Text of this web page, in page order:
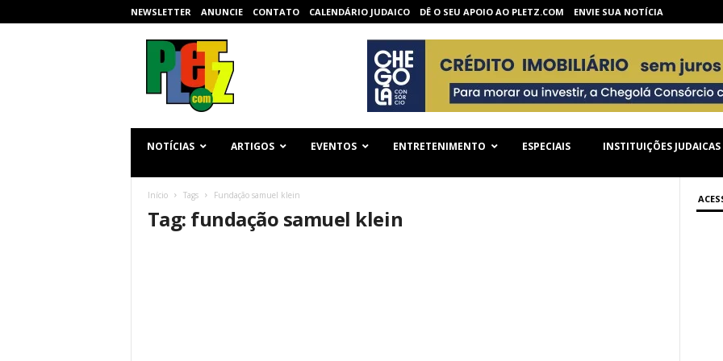
NEWSLETTER ANUNCIE CONTATO CALENDÁRIO JUDAICO DÊ O SEU APOIO AO PLETZ.COM ENVIE SUA NOTÍCIA
NOTÍCIAS ARTIGOS EVENTOS ENTRETENIMENTO ESPECIAIS INSTITUIÇÕES JUDAICAS
Início Tags Fundação samuel klein
Tag: fundação samuel klein